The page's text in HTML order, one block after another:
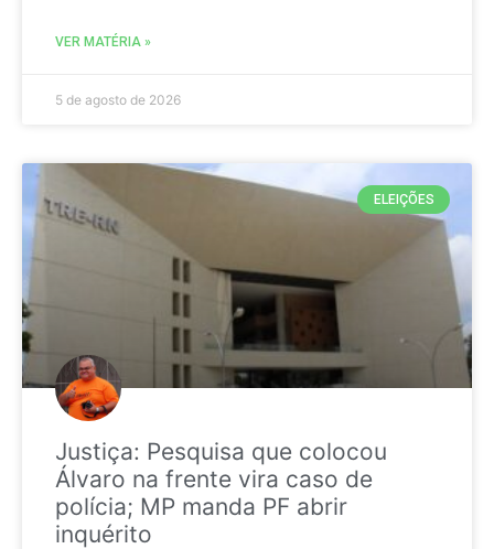
VER MATÉRIA »
5 de agosto de 2026
ELEIÇÕES
Justiça: Pesquisa que colocou
Álvaro na frente vira caso de
polícia; MP manda PF abrir
inquérito